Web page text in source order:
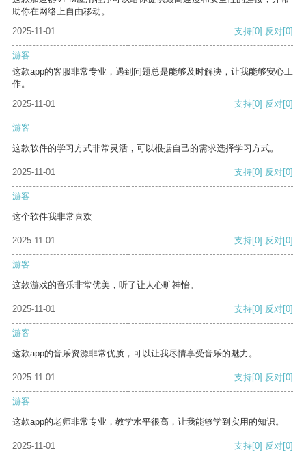
助你在网络上自由移动。
2025-11-01
支持[0] 反对[0]
游客
这款app的客服非常专业，遇到问题总是能够及时解决，让我能够安心工
作。
2025-11-01
支持[0] 反对[0]
游客
这款软件的学习方式非常灵活，可以根据自己的需求选择学习方式。
2025-11-01 支持[0] 反对[0]
游客
这个软件我非常喜欢
2025-11-01 支持[0] 反对[0]
游客
这款游戏的音乐非常优美，听了让人心旷神怡。
2025-11-01 支持[0] 反对[0]
游客
这款app的音乐资源非常优质，可以让我尽情享受音乐的魅力。
2025-11-01 支持[0] 反对[0]
游客
这款app的老师非常专业，教学水平很高，让我能够学到实用的知识。
2025-11-01 支持[0] 反对[0]